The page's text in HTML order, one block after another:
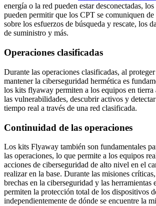
energía o la red pueden estar desconectadas,
pueden permitir que los CPT se comuniquen de
sobre los esfuerzos de búsqueda y rescate, los
de suministro y más.
Operaciones clasificadas
Durante las operaciones clasificadas, al
mantener la ciberseguridad hermética es
los kits flyaway permiten a los equipos en
las vulnerabilidades, descubrir activos y detectar
tiempo real a través de una red clasificada.
Continuidad de las operaciones
Los kits Flyaway también son fundamentales
las operaciones, lo que permite a los equipos
acciones de ciberseguridad de alto nivel en el
realizar en la base. Durante las misiones
brechas en la ciberseguridad y las herramientas
permiten la protección total de los dispositivos
independientemente de dónde se encuentre la